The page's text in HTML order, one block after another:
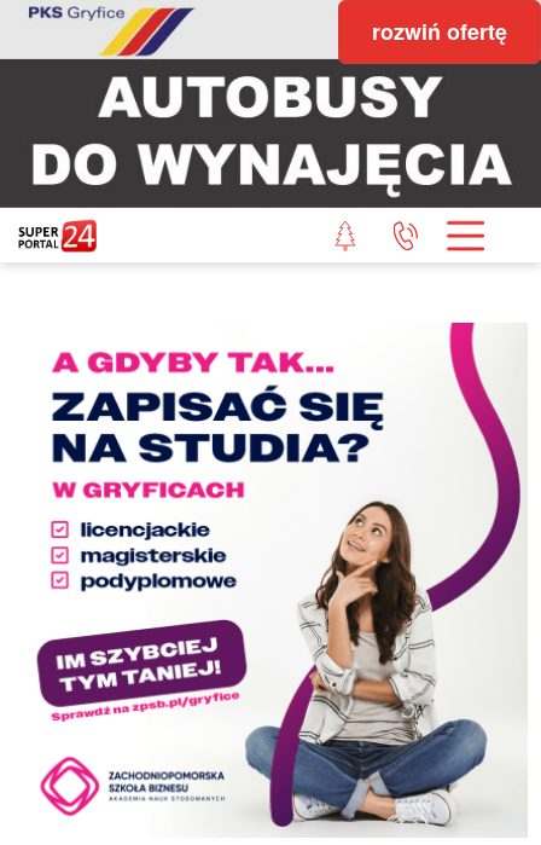
rozwiń ofertę